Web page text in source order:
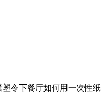
塑令下餐厅如何用一次性纸